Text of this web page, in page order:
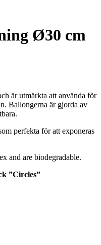
Ø30 cm
är utmärkta att använda för
Ballongerna är gjorda av
perfekta för att exponeras
and are biodegradable.
”Circles”